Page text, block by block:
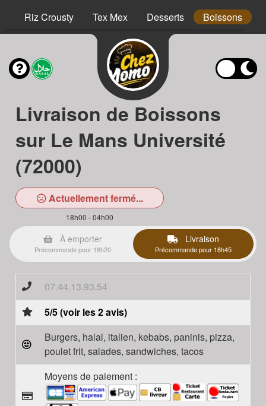
Riz Crousty Tex Mex Desserts Boissons
Livraison de Boissons
sur Le Mans Université
(72000)
Actuellement fermé...
18h00 - 04h00
À emporter
Précommande pour 18h20
Livraison
Précommande pour 18h45
07.44.13.93.54
5/5 (voir les 2 avis)
Burgers, halal, italien, kebabs, paninis, pizza,
poulet frit, salades, sandwiches, tacos
Moyens de paiement :